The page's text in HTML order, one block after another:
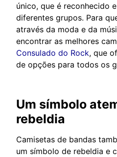
único, que é reconhecido
diferentes grupos. Para
através da moda e da
encontrar as melhores
Consulado do Rock, que
de opções para todos os
Um símbolo
rebeldia
Camisetas de bandas
um símbolo de rebeldia e